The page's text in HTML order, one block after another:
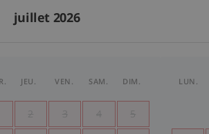
juillet 2026
JEU. VEN. SAM. DIM.
2 3 4 5
LUN.